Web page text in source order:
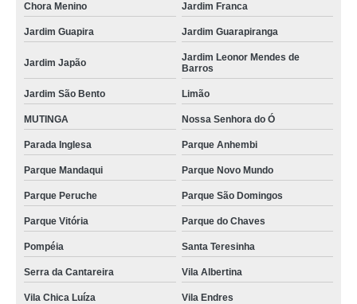
Chora Menino Jardim Franca
Jardim Guapira Jardim Guarapiranga
Jardim Japão
Jardim Leonor Mendes de
Barros
Jardim São Bento Limão
MUTINGA Nossa Senhora do Ó
Parada Inglesa Parque Anhembi
Parque Mandaqui Parque Novo Mundo
Parque Peruche Parque São Domingos
Parque Vitória Parque do Chaves
Pompéia Santa Teresinha
Serra da Cantareira Vila Albertina
Vila Chica Luíza Vila Endres